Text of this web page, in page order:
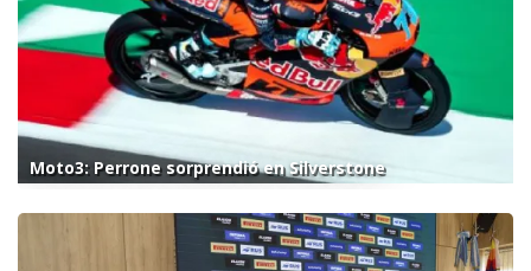
Moto3: Perrone sorprendió en Silverstone